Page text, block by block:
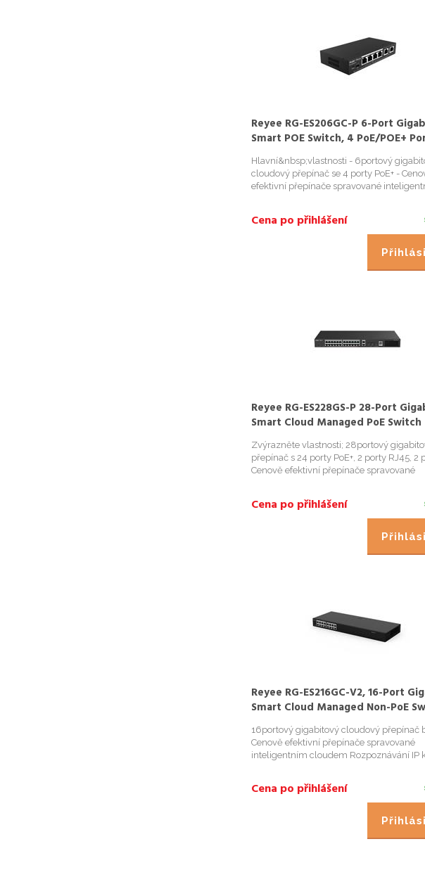
Reyee RG-ES206GC-P 6-Port
Smart POE Switch, 4 PoE/POE+
2 Gigabit RJ45 uplink ports, 54W
Hlavní&nbsp;vlastnosti - 6portový
cloudový přepínač se 4 porty PoE+ -
efektivní přepínače spravované
Cena po přihlášení
Reyee RG-ES228GS-P 28-Port
Smart Cloud Managed PoE Switch
Zvýrazněte vlastnosti; 28portový
přepínač s 24 porty PoE+, 2 porty RJ45, 2
Cenově efektivní přepínače spravované
prevence smyčky zaji...
Cena po přihlášení
Reyee RG-ES216GC-V2, 16-Port
Smart Cloud Managed Non-PoE
16portový gigabitový cloudový přepínač
Cenově efektivní přepínače spravované
inteligentním cloudem Rozpoznávání IP
Cena po přihlášení